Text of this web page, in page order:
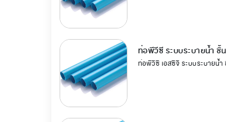
ท่อพีวีซี ระบบระบายน้ำ
ท่อพีวีซี เอสซีจี ระบบระบาย